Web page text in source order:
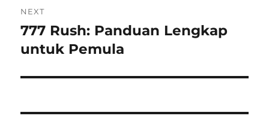
NEXT
Next
post:
777 Rush: Panduan Lengkap
untuk Pemula